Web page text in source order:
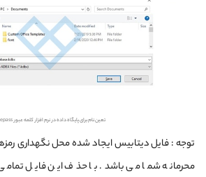
تعین نام برای پایگاه داده در نرم افزار کلمه عبور keepass
توجه : فایل دیتابیس ایجاد شده محل نگهداری
محرمانه شما می باشد. با حذف این فایل